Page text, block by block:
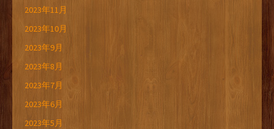
2023年11月
2023年10月
2023年9月
2023年8月
2023年7月
2023年6月
2023年5月